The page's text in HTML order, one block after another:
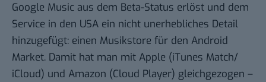
Google Music aus dem Beta-Status erlöst und dem
Service in den USA ein nicht unerhebliches Detail
hinzugefügt: einen Musikstore für den Android
Market. Damit hat man mit Apple (iTunes Match/
iCloud) und Amazon (Cloud Player) gleichgezogen –